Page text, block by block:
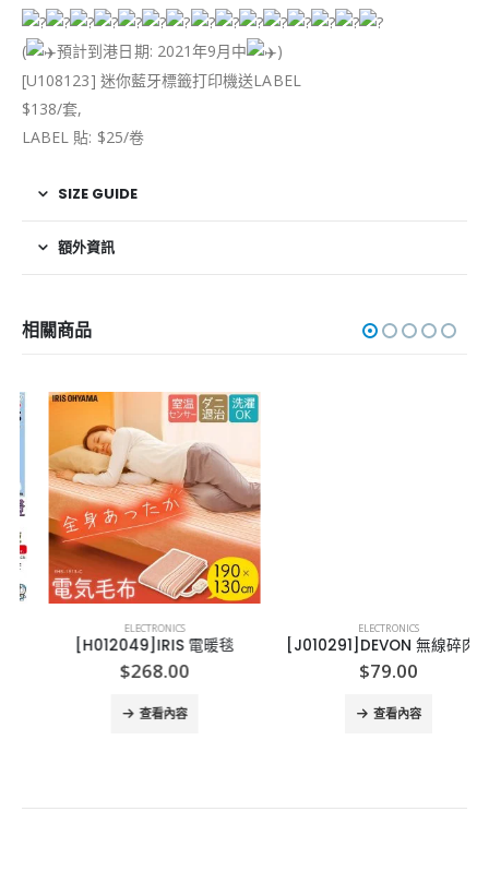
( 預計到港日期: 2021年9月中
)
[U108123] 迷你藍牙標籤打印機送LABEL
$138/套,
LABEL 貼: $25/卷
SIZE GUIDE
額外資訊
相關商品
ELECTRONICS
[H012049]IRIS 電暖毯
268.00
查看內容
ELECTRONICS
[J010291]DEVON 無線碎肉機
79.00
查看內容